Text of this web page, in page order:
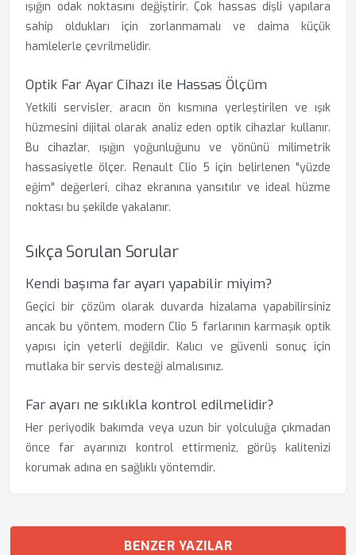
ışığın odak noktasını değiştirir. Çok hassas dişli yapılara
sahip oldukları için zorlanmamalı ve daima küçük
hamlelerle çevrilmelidir.
Optik Far Ayar Cihazı ile Hassas Ölçüm
Yetkili servisler, aracın ön kısmına yerleştirilen ve ışık
hüzmesini dijital olarak analiz eden optik cihazlar kullanır.
Bu cihazlar, ışığın yoğunluğunu ve yönünü milimetrik
hassasiyetle ölçer. Renault Clio 5 için belirlenen "yüzde
eğim" değerleri, cihaz ekranına yansıtılır ve ideal hüzme
noktası bu şekilde yakalanır.
Sıkça Sorulan Sorular
Kendi başıma far ayarı yapabilir miyim?
Geçici bir çözüm olarak duvarda hizalama yapabilirsiniz
ancak bu yöntem, modern Clio 5 farlarının karmaşık optik
yapısı için yeterli değildir. Kalıcı ve güvenli sonuç için
mutlaka bir servis desteği almalısınız.
Far ayarı ne sıklıkla kontrol edilmelidir?
Her periyodik bakımda veya uzun bir yolculuğa çıkmadan
önce far ayarınızı kontrol ettirmeniz, görüş kalitenizi
korumak adına en sağlıklı yöntemdir.
BENZER YAZILAR